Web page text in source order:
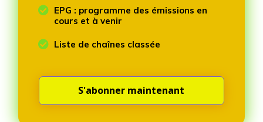
 EPG : programme des émissions en
cours et à venir
 Liste de chaînes classée
S'abonner maintenant